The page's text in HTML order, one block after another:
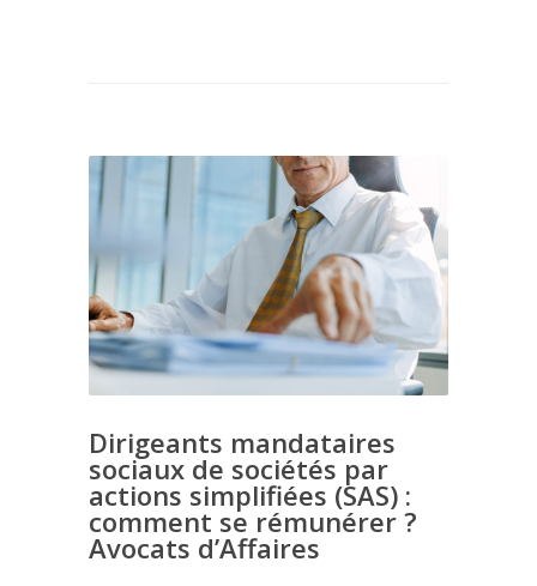
Dirigeants mandataires
sociaux de sociétés par
actions simplifiées (SAS) :
comment se rémunérer ?
Avocats d’Affaires